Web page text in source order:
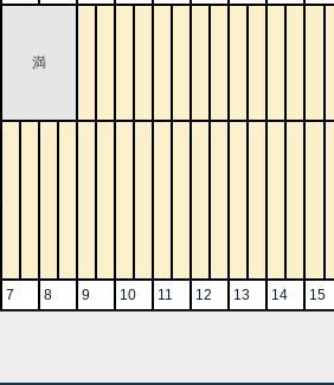
満
7 8 9 10 11 12 13 14 15